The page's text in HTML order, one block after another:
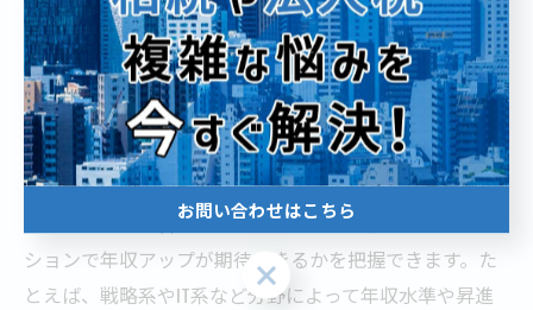
身の強みや志望動機を具体的に伝え、採用担当者との相
性も意識しましょう。
コンサル年収ランキングから見る成長戦略
コンサル年収ランキングを参考にすることで、東京都内
の大手ファーム各社がどのような人材を求め、どのポジ
ションで年収アップが期待できるかを把握できます。た
とえば、戦略系やIT系など分野によって年収水準や昇進
お問い合わせはこちら
お問い合わせはこちら